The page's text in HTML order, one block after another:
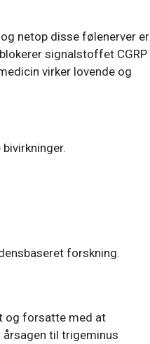
netop disse følenerver er
signalstoffet CGRP
virker lovende og
forskning.
og forsatte med at
til trigeminus